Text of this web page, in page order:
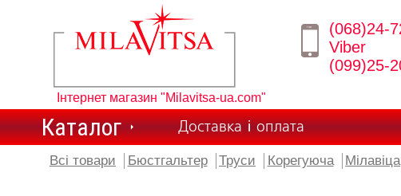
Інтернет магазин "Milavitsa-ua.com"
(068)24-
Viber
(099)25-
Каталог Доставка і оплата
Всі товари Бюстгальтер Труси Корегуюча Мілавіца